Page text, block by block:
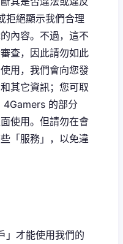
拒絕顯示我們合理
內容。不過，這不
查，因此請勿如此
用，我們會向您發
其它資訊；您可取
4Gamers 的部分
使用。但請勿在會
「服務」，以免違
」才能使用我們的